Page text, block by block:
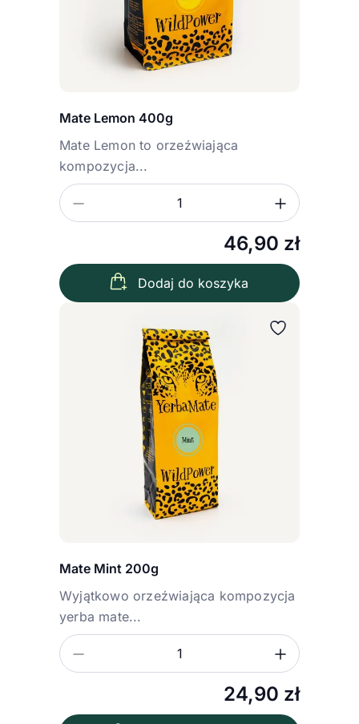
Mate Lemon 400g
Mate Lemon to orzeźwiająca
kompozycja...
46,90 zł
Zmniejsz ilość
Dodaj do koszyka
Mate Mint 200g
Wyjątkowo orzeźwiająca kompozycja
yerba mate...
24,90 zł
Zmniejsz ilość